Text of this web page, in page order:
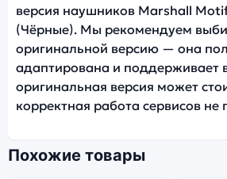
версия наушников Marshall
(Чёрные). Мы рекомендуем
оригинальной версию — она
адаптирована и поддерживает
оригинальная версия может
корректная работа сервисов не
Похожие товары